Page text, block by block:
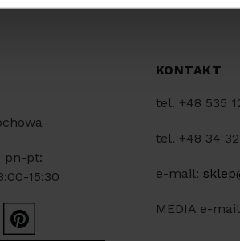
pn-pt:
15:30
KONTAKT
tel. +48 535
tel. +48 34
e-mail:
MEDIA e-